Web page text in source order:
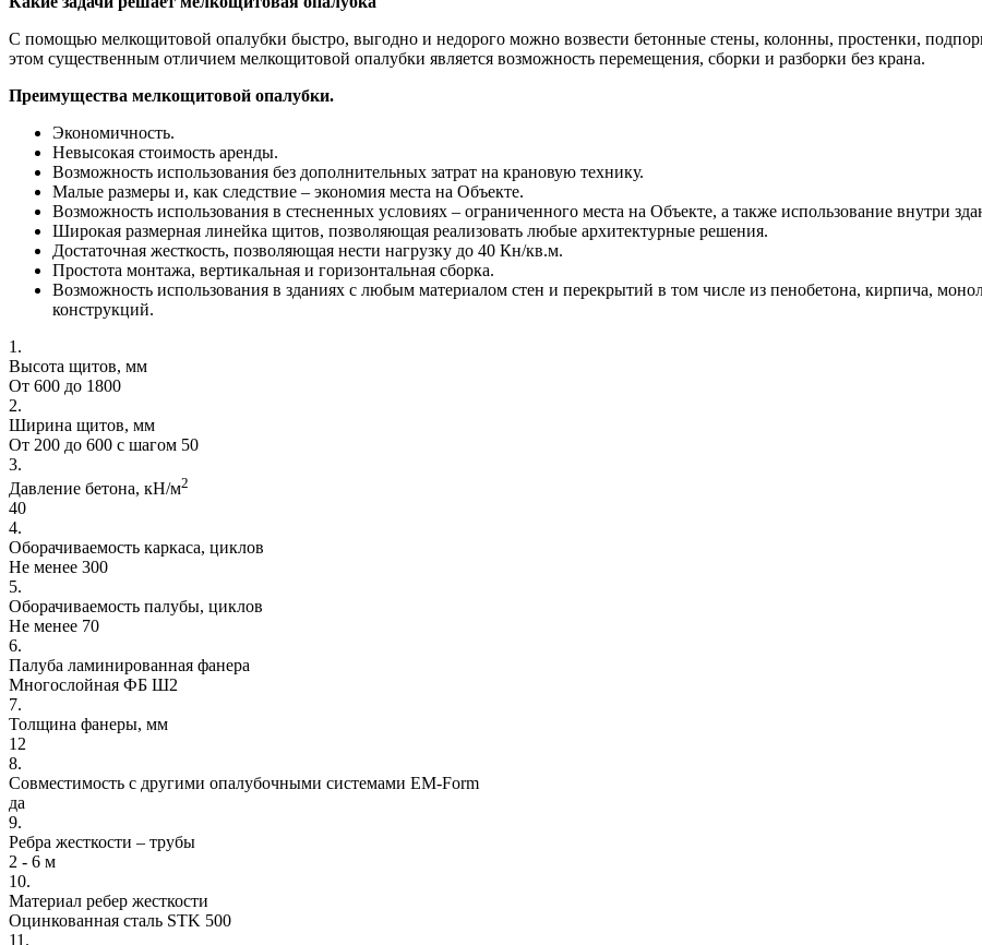
С помощью мелкощитовой опалубки быстро, выгодно и недорого можно возвести бетонные стены, колонны, простенки,
этом существенным отличием мелкощитовой опалубки является возможность перемещения, сборки и разборки без крана.
Преимущества мелкощитовой опалубки.
Экономичность.
Невысокая стоимость аренды.
Возможность использования без дополнительных затрат на крановую технику.
Малые размеры и, как следствие – экономия места на Объекте.
Возможность использования в стесненных условиях – ограниченного места на Объекте, а также использование внутри
Широкая размерная линейка щитов, позволяющая реализовать любые архитектурные решения.
Достаточная жесткость, позволяющая нести нагрузку до 40 Кн/кв.м.
Простота монтажа, вертикальная и горизонтальная сборка.
Возможность использования в зданиях с любым материалом стен и перекрытий в том числе из пенобетона, кирпича,
конструкций.
1.
Высота щитов, мм
От 600 до 1800
2.
Ширина щитов, мм
От 200 до 600 с шагом 50
3.
Давление бетона, кН/м2
40
4.
Оборачиваемость каркаса, циклов
Не менее 300
5.
Оборачиваемость палубы, циклов
Не менее 70
6.
Палуба ламинированная фанера
Многослойная ФБ Ш2
7.
Толщина фанеры, мм
12
8.
Совместимость с другими опалубочными системами EM-Form
да
9.
Ребра жесткости – трубы
2 - 6 м
10.
Материал ребер жесткости
Оцинкованная сталь STK 500
11.